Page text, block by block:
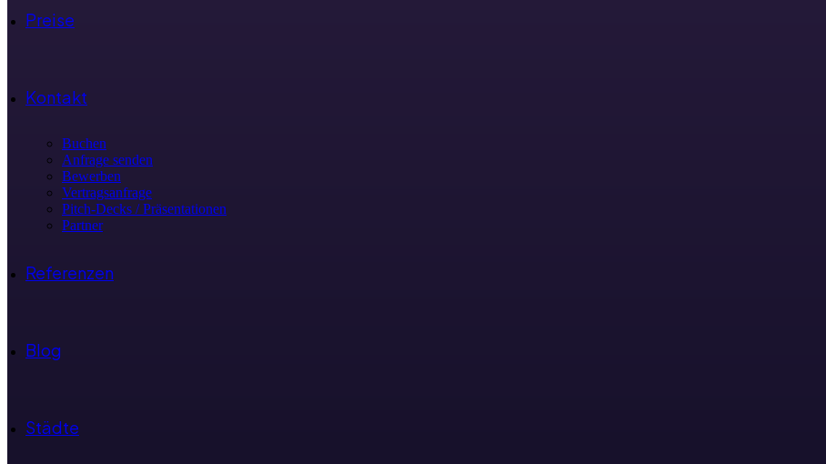
Preise
Kontakt
Buchen
Anfrage senden
Bewerben
Vertragsanfrage
Pitch-Decks / Präsentationen
Partner
Referenzen
Blog
Städte